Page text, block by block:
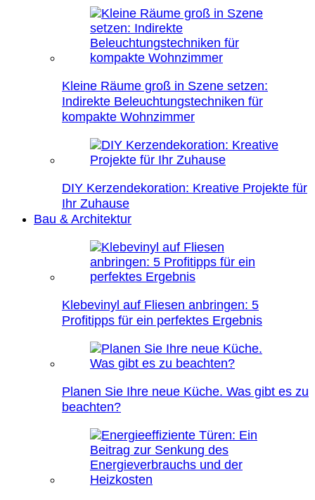
Kleine Räume groß in Szene setzen:
Indirekte Beleuchtungstechniken für
kompakte Wohnzimmer
DIY Kerzendekoration: Kreative Projekte für
Ihr Zuhause
Bau & Architektur
Klebevinyl auf Fliesen anbringen: 5
Profitipps für ein perfektes Ergebnis
Planen Sie Ihre neue Küche. Was gibt es zu
beachten?